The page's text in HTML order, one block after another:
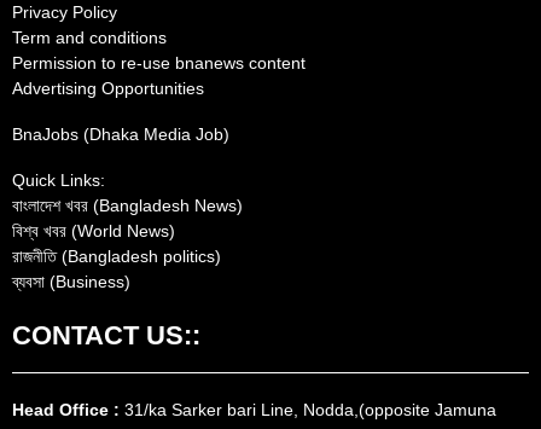
Privacy Policy
Term and conditions
Permission to re-use bnanews content
Advertising Opportunities
BnaJobs (Dhaka Media Job)
Quick Links:
বাংলাদেশ খবর (Bangladesh News)
বিশ্ব খবর (World News)
রাজনীতি (Bangladesh politics)
ব্যবসা (Business)
CONTACT US::
Head Office : 31/ka Sarker bari Line, Nodda,(opposite Jamuna